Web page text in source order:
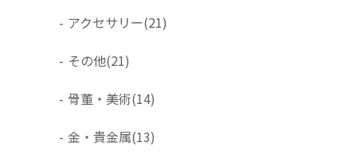
- アクセサリー(21)
- その他(21)
- 骨董・美術(14)
- 金・貴金属(13)